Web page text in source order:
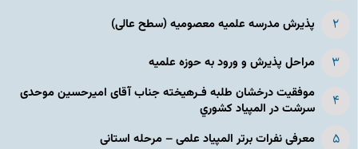
پذیرش مدرسه علمیه معصومیه‌ (سطح عالی)
مراحل پذیرش و ورود به حوزه علمیه
موفقیت درخشان طلبه فـرهیخته جناب آقای امیرحسین موحدی
سرشت در المپياد كشوري
معرفی نفرات برتر المپیاد علمی – مرحله استانی